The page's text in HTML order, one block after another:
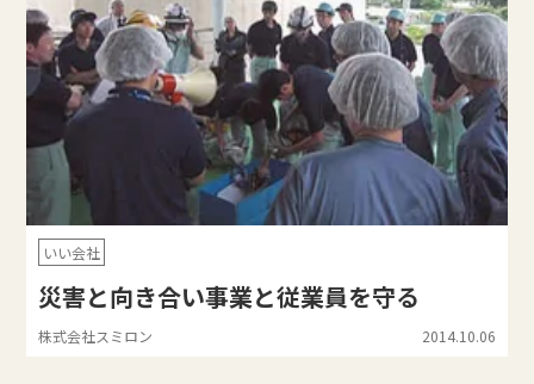
いい会社
災害と向き合い事業と従業員を守る
株式会社スミロン 2014.10.06